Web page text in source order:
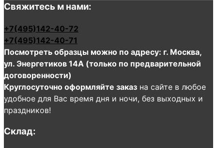
Свяжитесь м нами:
+7(495)142-40-72
+7(495)142-40-71
Посмотреть образцы можно по адресу: г. Москва,
ул. Энергетиков 14А (только по предварительной
договоренности)
Круглосуточно оформляйте заказ на сайте в любое
удобное для Вас время дня и ночи, без выходных и
праздников!
Склад: